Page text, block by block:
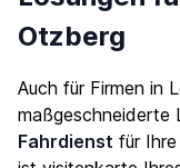
Otzberg
Auch für Firmen in
maßgeschneiderte
Fahrdienst für